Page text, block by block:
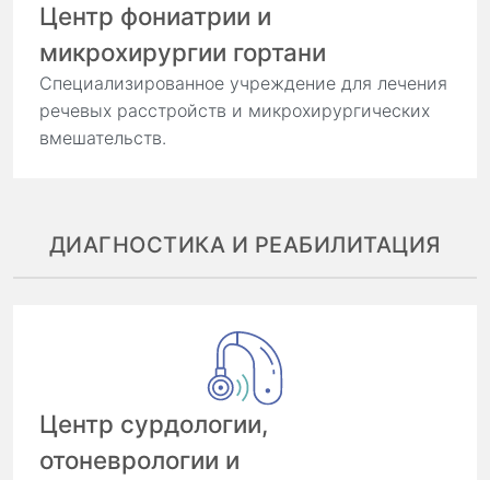
Центр фониатрии и
микрохирургии гортани
Специализированное учреждение для лечения
речевых расстройств и микрохирургических
вмешательств.
ДИАГНОСТИКА И РЕАБИЛИТАЦИЯ
Центр сурдологии,
отоневрологии и